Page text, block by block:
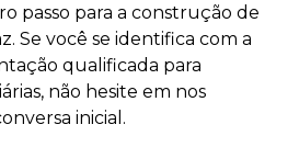
passo para a construção de
Se você se identifica com a
qualificada para
não hesite em nos
inicial.